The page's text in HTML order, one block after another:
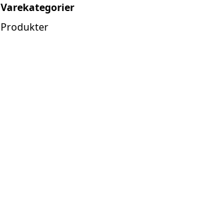
Varekategorier
Produkter